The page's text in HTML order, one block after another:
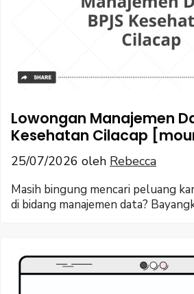
Lowongan Manajemen
Kesehatan Cilacap
25/07/2026 oleh Rebecca
Masih bingung mencari peluang
di bidang manajemen data?